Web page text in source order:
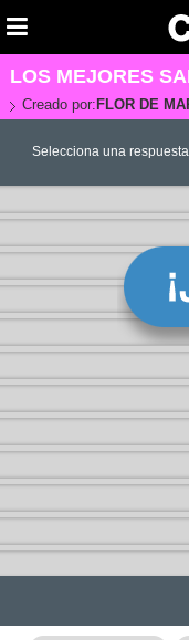
LOS MEJORES
Creado por: FLOR DE
Selecciona una